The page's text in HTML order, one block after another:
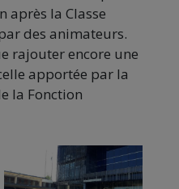
après la Classe
des animateurs.
rajouter encore une
apportée par la
la Fonction